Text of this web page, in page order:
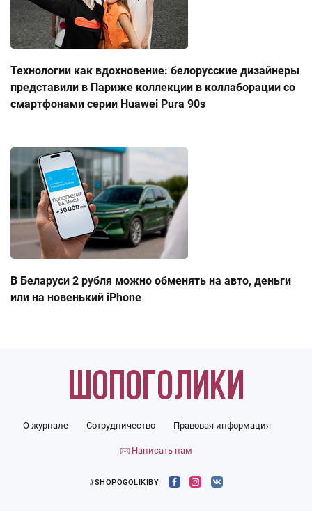
Технологии как вдохновение: белорусские дизайнеры
представили в Париже коллекции в коллаборации со
смартфонами серии Huawei Pura 90s
В Беларуси 2 рубля можно обменять на авто, деньги
или на новенький iPhone
О журнале Сотрудничество Правовая информация
Написать нам
#SHOPOGOLIKIBY